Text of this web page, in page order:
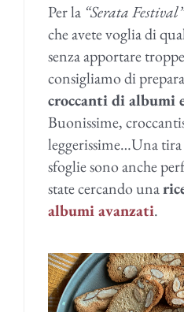
Per la “Serata Festival”
che avete voglia di
senza apportare
consigliamo di
croccanti di albumi
Buonissime,
leggerissime…Una tira
sfoglie sono anche
state cercando una
albumi avanzati.